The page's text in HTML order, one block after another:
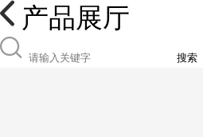
产品展厅
搜索